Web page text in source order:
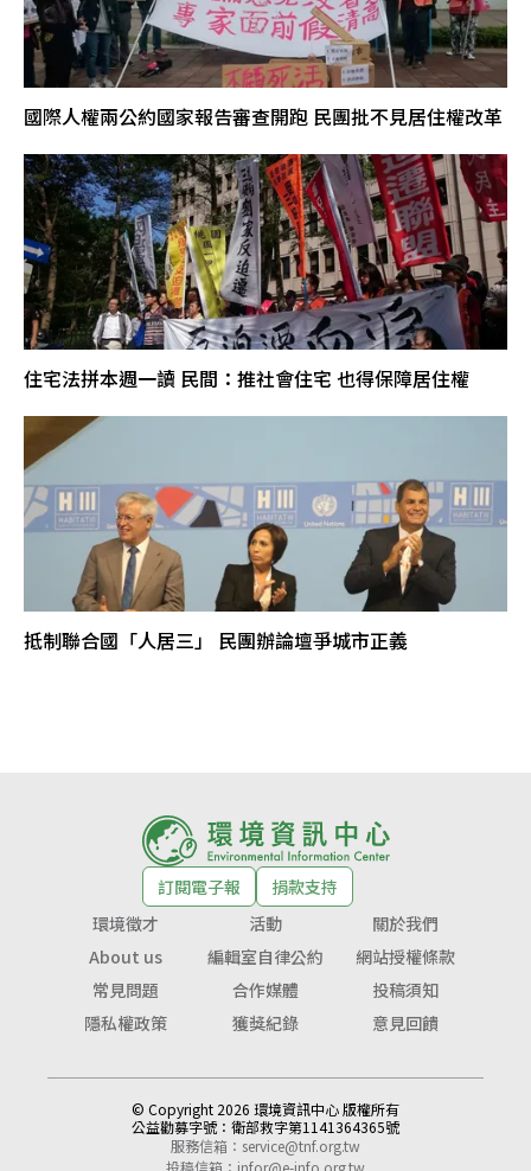
國際人權兩公約國家報告審查開跑 民團批不見居住權改革
住宅法拼本週一讀 民間：推社會住宅 也得保障居住權
抵制聯合國「人居三」 民團辦論壇爭城市正義
訂閱電子報
捐款支持
環境徵才
活動
關於我們
About us
編輯室自律公約
網站授權條款
常見問題
合作媒體
投稿須知
隱私權政策
獲獎紀錄 意見回饋
© Copyright 2026 環境資訊中心 版權所有
公益勸募字號： 衛部救字第1141364365號
服務信箱： service@tnf.org.tw